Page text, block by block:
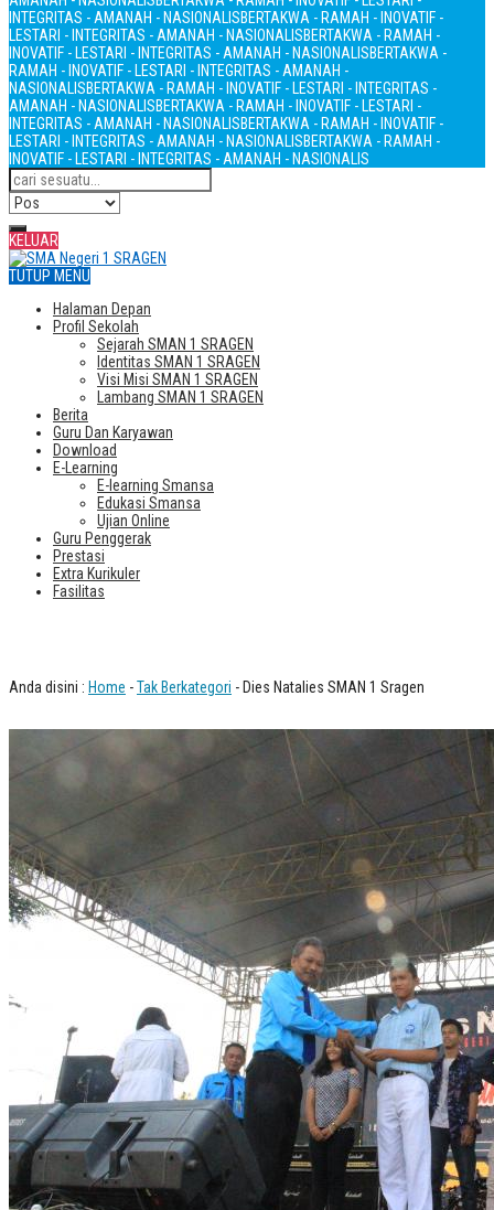
INTEGRITAS - AMANAH - NASIONALISBERTAKWA - RAMAH - INOVATIF -
LESTARI - INTEGRITAS - AMANAH - NASIONALISBERTAKWA - RAMAH -
INOVATIF - LESTARI - INTEGRITAS - AMANAH - NASIONALISBERTAKWA -
RAMAH - INOVATIF - LESTARI - INTEGRITAS - AMANAH -
NASIONALISBERTAKWA - RAMAH - INOVATIF - LESTARI - INTEGRITAS -
AMANAH - NASIONALISBERTAKWA - RAMAH - INOVATIF - LESTARI -
INTEGRITAS - AMANAH - NASIONALISBERTAKWA - RAMAH - INOVATIF -
LESTARI - INTEGRITAS - AMANAH - NASIONALISBERTAKWA - RAMAH -
INOVATIF - LESTARI - INTEGRITAS - AMANAH - NASIONALIS
KELUAR
TUTUP MENU
Halaman Depan
Profil Sekolah
Sejarah SMAN 1 SRAGEN
Identitas SMAN 1 SRAGEN
Visi Misi SMAN 1 SRAGEN
Lambang SMAN 1 SRAGEN
Berita
Guru Dan Karyawan
Download
E-Learning
E-learning Smansa
Edukasi Smansa
Ujian Online
Guru Penggerak
Prestasi
Extra Kurikuler
Fasilitas
Anda disini : Home -Tak Berkategori - Dies Natalies SMAN 1 Sragen